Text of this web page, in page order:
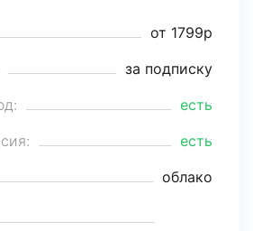
от 1799р
за подписку
есть
есть
облако